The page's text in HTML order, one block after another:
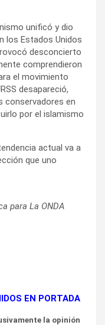
unificó y dio
los Estados Unidos
desconcierto
comprendieron
el movimiento
desapareció,
conservadores en
por el islamismo
actual va a
que uno
para La ONDA
EN PORTADA
la opinión